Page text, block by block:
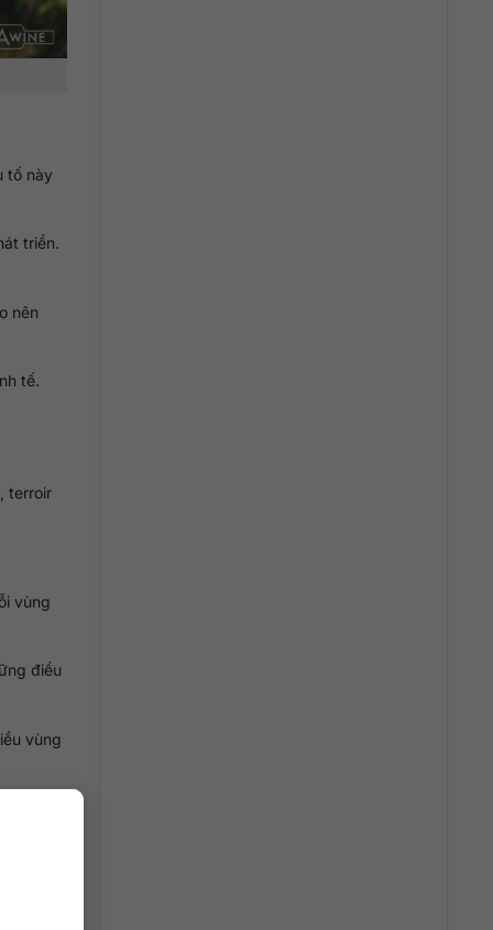
tố này
triển.
nên
tế.
terroir
vùng
điều
vùng
trong